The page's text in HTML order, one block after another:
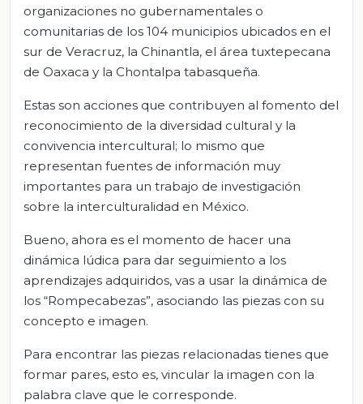
organizaciones no gubernamentales o
comunitarias de los 104 municipios ubicados en el
sur de Veracruz, la Chinantla, el área tuxtepecana
de Oaxaca y la Chontalpa tabasqueña.
Estas son acciones que contribuyen al fomento del
reconocimiento de la diversidad cultural y la
convivencia intercultural; lo mismo que
representan fuentes de información muy
importantes para un trabajo de investigación
sobre la interculturalidad en México.
Bueno, ahora es el momento de hacer una
dinámica lúdica para dar seguimiento a los
aprendizajes adquiridos, vas a usar la dinámica de
los “Rompecabezas”, asociando las piezas con su
concepto e imagen.
Para encontrar las piezas relacionadas tienes que
formar pares, esto es, vincular la imagen con la
palabra clave que le corresponde.